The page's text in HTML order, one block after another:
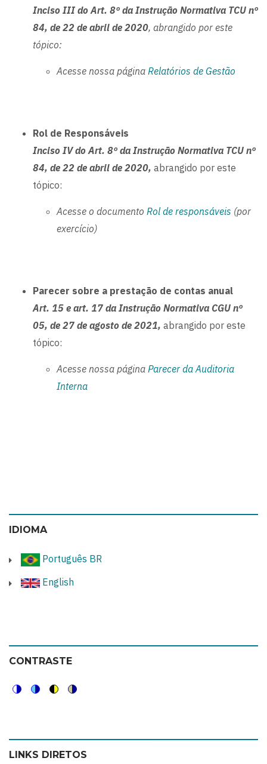
Inciso III do Art. 8º da Instrução Normativa TCU nº
84, de 22 de abril de 2020, abrangido por este
tópico:
Acesse nossa página Relatórios de Gestão
Rol de Responsáveis
Inciso IV do Art. 8º da Instrução Normativa TCU nº
84, de 22 de abril de 2020, abrangido por este
tópico:
Acesse o documento Rol de responsáveis (por
exercício)
Parecer sobre a prestação de contas anual
Art. 15 e art. 17 da Instrução Normativa CGU nº
05, de 27 de agosto de 2021, abrangido por este
tópico:
Acesse nossa página Parecer da Auditoria
Interna
IDIOMA
Português BR
English
CONTRASTE
color
theme
blue
theme
high
visibility
soft
theme
LINKS DIRETOS